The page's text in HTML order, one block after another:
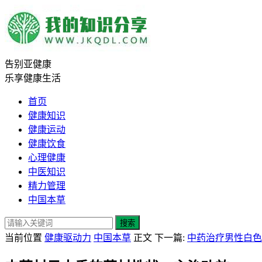
告别亚健康
乐享健康生活
首页
健康知识
健康运动
健康饮食
心理健康
中医知识
精力管理
中国本草
搜索
当前位置 健康驱动力 中国本草 正文 下一篇: 中药治疗男性白